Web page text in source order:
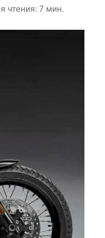
чтения: 7 мин.